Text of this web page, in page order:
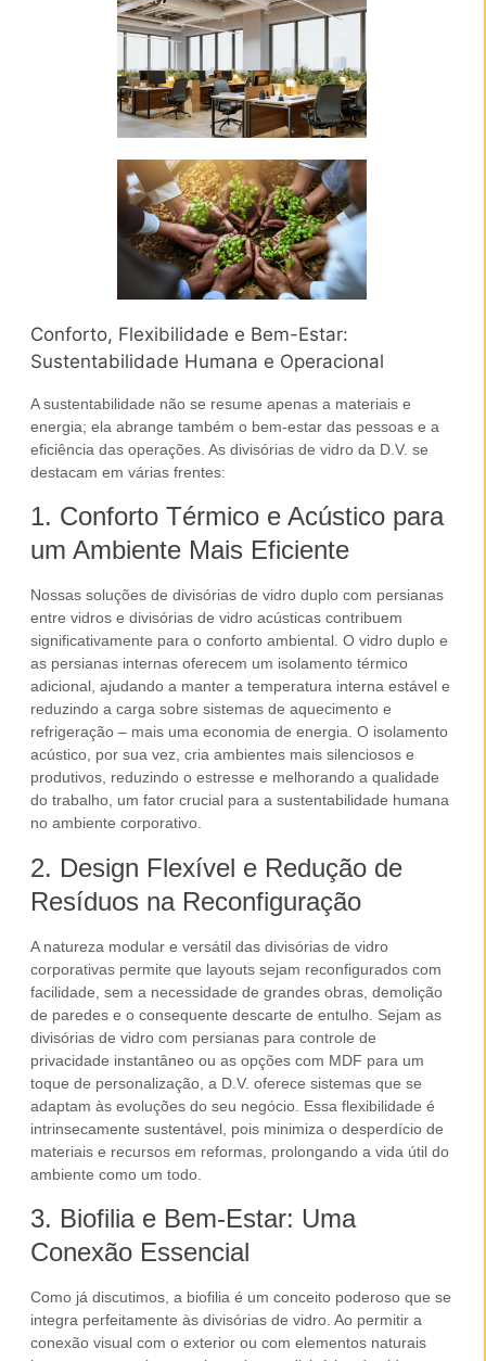
Conforto, Flexibilidade e Bem-Estar:
Sustentabilidade Humana e Operacional
A sustentabilidade não se resume apenas a materiais e
energia; ela abrange também o bem-estar das pessoas e a
eficiência das operações. As divisórias de vidro da D.V. se
destacam em várias frentes:
1. Conforto Térmico e Acústico para
um Ambiente Mais Eficiente
Nossas soluções de divisórias de vidro duplo com persianas
entre vidros e divisórias de vidro acústicas contribuem
significativamente para o conforto ambiental. O vidro duplo e
as persianas internas oferecem um isolamento térmico
adicional, ajudando a manter a temperatura interna estável e
reduzindo a carga sobre sistemas de aquecimento e
refrigeração – mais uma economia de energia. O isolamento
acústico, por sua vez, cria ambientes mais silenciosos e
produtivos, reduzindo o estresse e melhorando a qualidade
do trabalho, um fator crucial para a sustentabilidade humana
no ambiente corporativo.
2. Design Flexível e Redução de
Resíduos na Reconfiguração
A natureza modular e versátil das divisórias de vidro
corporativas permite que layouts sejam reconfigurados com
facilidade, sem a necessidade de grandes obras, demolição
de paredes e o consequente descarte de entulho. Sejam as
divisórias de vidro com persianas para controle de
privacidade instantâneo ou as opções com MDF para um
toque de personalização, a D.V. oferece sistemas que se
adaptam às evoluções do seu negócio. Essa flexibilidade é
intrinsecamente sustentável, pois minimiza o desperdício de
materiais e recursos em reformas, prolongando a vida útil do
ambiente como um todo.
3. Biofilia e Bem-Estar: Uma
Conexão Essencial
Como já discutimos, a biofilia é um conceito poderoso que se
integra perfeitamente às divisórias de vidro . Ao permitir a
conexão visual com o exterior ou com elementos naturais